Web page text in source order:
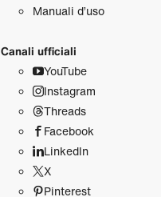
Manuali d’uso
Canali ufficiali
YouTube
Instagram
Threads
Facebook
LinkedIn
X
Pinterest